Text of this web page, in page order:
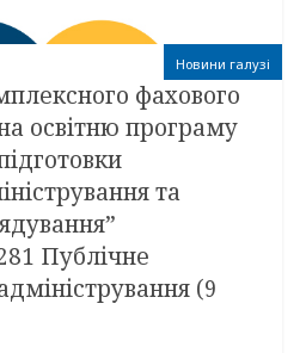
Новини галузі
фахового
освітню програму
та
Публічне
(9